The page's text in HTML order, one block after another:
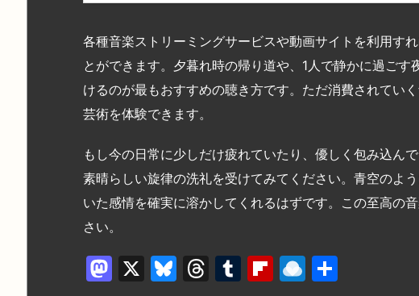
各種音楽ストリーミングサービスや動画サイトを利用す
とができます。夕暮れ時の帰り道や、1人で静かに過ご
けるのが最もおすすめの聴き方です。ただ消費されてい
芸術を体験できます。
もし今の日常に少しだけ疲れていたり、優しく包み込ん
素晴らしい旋律の洗礼を受けてみてください。青空のよ
いた感情を確実に溶かしてくれるはずです。この至高の
さい。
M X
Bl T
T
Fl R